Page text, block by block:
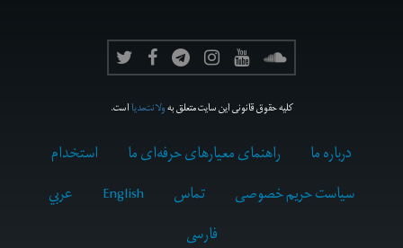
کلیه حقوق قانونی این سایت متعلق بهولانت‌مدیااست.
درباره ما راهنمای معیارهای حرفه‌ای ما
استخدام
سیاست حریم خصوصی
تماس English
عربي
فارسى